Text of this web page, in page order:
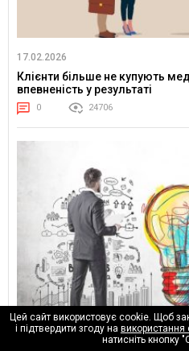
17.02.2026
Клієнти більше не купують
впевненість у результаті
0 24706
01.02.2026
Цей сайт використовує cookie. Щоб
і підтвердити згоду на використання
натисніть кнопку